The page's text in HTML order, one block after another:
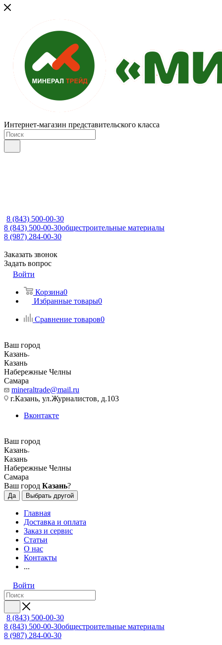
Интернет-магазин представительского класса
8 (843) 500-00-30
8 (843) 500-00-30общестроительные материалы
8 (987) 284-00-30
Заказать звонок
Задать вопрос
Войти
Корзина0
Избранные товары0
Сравнение товаров0
Ваш город
Казань
Казань
Набережные Челны
Самара
mineraltrade@mail.ru
г.Казань, ул.Журналистов, д.103
Вконтакте
Ваш город
Казань
Казань
Набережные Челны
Самара
Ваш город Казань?
Да Выбрать другой
Главная
Доставка и оплата
Заказ и сервис
Статьи
О нас
Контакты
...
Войти
8 (843) 500-00-30
8 (843) 500-00-30общестроительные материалы
8 (987) 284-00-30